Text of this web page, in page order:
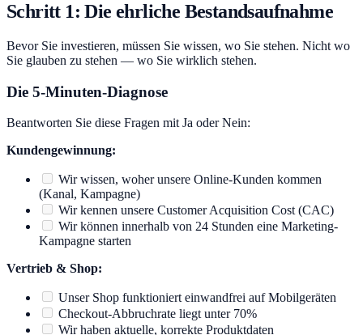
Schritt 1: Die ehrliche Bestandsaufnahme
Bevor Sie investieren, müssen Sie wissen, wo Sie stehen. Nicht wo
Sie glauben zu stehen — wo Sie wirklich stehen.
Die 5-Minuten-Diagnose
Beantworten Sie diese Fragen mit Ja oder Nein:
Kundengewinnung:
Wir wissen, woher unsere Online-Kunden kommen
(Kanal, Kampagne)
Wir kennen unsere Customer Acquisition Cost (CAC)
Wir können innerhalb von 24 Stunden eine Marketing-
Kampagne starten
Vertrieb & Shop:
Unser Shop funktioniert einwandfrei auf Mobilgeräten
Checkout-Abbruchrate liegt unter 70%
Wir haben aktuelle, korrekte Produktdaten